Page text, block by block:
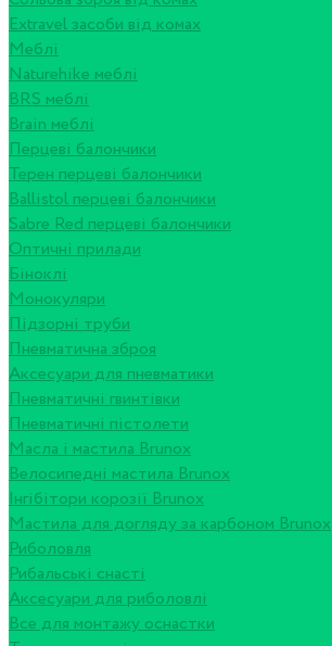
Extravel засоби від комах
Меблі
Naturehike меблі
BRS меблі
Brain меблі
Перцеві балончики
Терен перцеві балончики
Ballistol перцеві балончики
Sabre Red перцеві балончики
Оптичні прилади
Біноклі
Монокуляри
Підзорні труби
Пневматична зброя
Аксесуари для пневматики
Пневматичні гвинтівки
Пневматичні пістолети
Масла і мастила Brunox
Велосипедні мастила Brunox
Інгібітори корозії Brunox
Мастила для догляду за карбоном Brunox
Риболовля
Рибальські снасті
Аксесуари для риболовлі
Все для монтажу оснастки